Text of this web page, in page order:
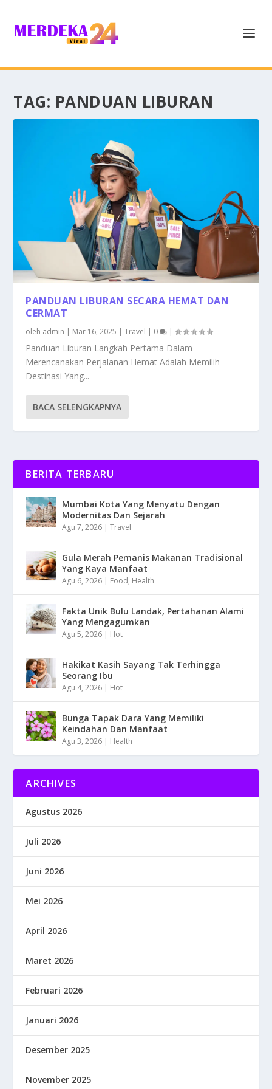
TAG: PANDUAN LIBURAN
PANDUAN LIBURAN SECARA HEMAT DAN
CERMAT
oleh admin | Mar 16, 2025 |Travel | 0 |
Panduan Liburan Langkah Pertama Dalam
Merencanakan Perjalanan Hemat Adalah Memilih
Destinasi Yang...
BACA SELENGKAPNYA
BERITA TERBARU
Mumbai Kota Yang Menyatu Dengan
Modernitas Dan Sejarah
Agu 7, 2026 |Travel
Gula Merah Pemanis Makanan Tradisional
Yang Kaya Manfaat
Agu 6, 2026 | Food, Health
Fakta Unik Bulu Landak, Pertahanan Alami
Yang Mengagumkan
Agu 5, 2026 | Hot
Hakikat Kasih Sayang Tak Terhingga
Seorang Ibu
Agu 4, 2026 | Hot
Bunga Tapak Dara Yang Memiliki
Keindahan Dan Manfaat
Agu 3, 2026 | Health
ARCHIVES
Agustus 2026
Juli 2026
Juni 2026
Mei 2026
April 2026
Maret 2026
Februari 2026
Januari 2026
Desember 2025
November 2025